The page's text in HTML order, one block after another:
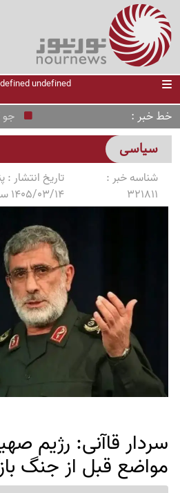
خط خبر جو
سیاسی
شناسه خبر :
321811
تاریخ انتشار :
1405/03/14 ساعت 16:21
سردار قاآنی: رژیم
مواضع قبل از جنگ